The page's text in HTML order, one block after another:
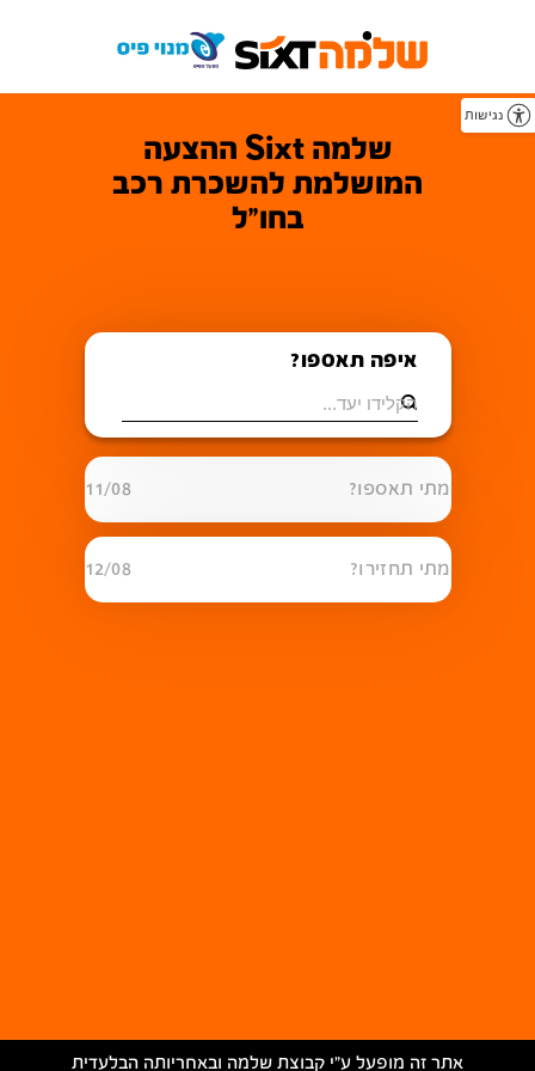
נגישות
שלמה Sixt ההצעה
המושלמת להשכרת רכב
בחו"ל
איפה תאספו?
מתי תאספו? 11/08
מתי תחזירו? 12/08
אתר זה מופעל ע״י קבוצת שלמה ובאחריותה הבלעדית